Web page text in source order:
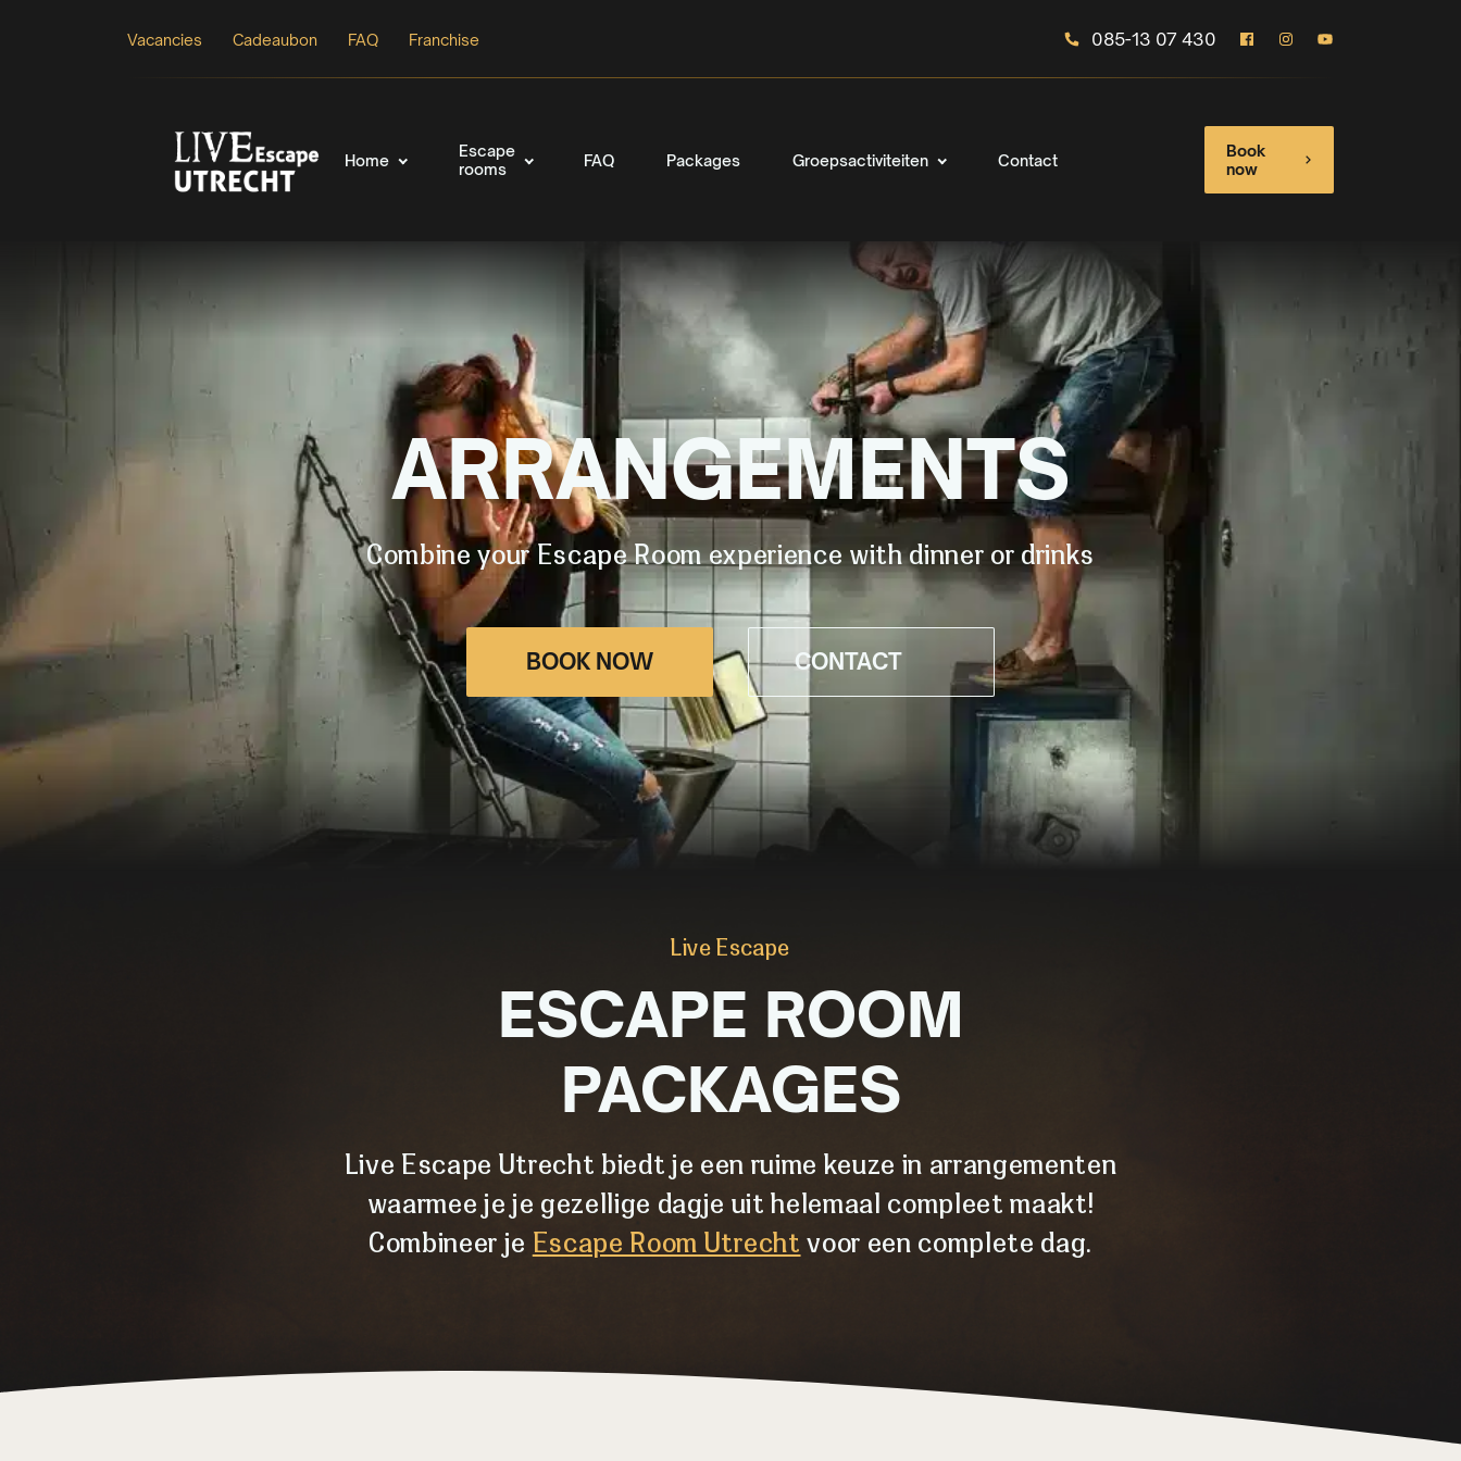
Vacancies Cadeaubon FAQ Franchise 085-13 07 430
Home
Escape
rooms
FAQ Packages Groepsactiviteiten Contact
Book
now
ARRANGEMENTS
Combine your Escape Room experience with dinner or drinks
BOOK NOW CONTACT
Live Escape
ESCAPE ROOM
PACKAGES
Live Escape Utrecht biedt je een ruime keuze in arrangementen
waarmee je je gezellige dagje uit helemaal compleet maakt!
Combineer je Escape Room Utrecht voor een complete dag.